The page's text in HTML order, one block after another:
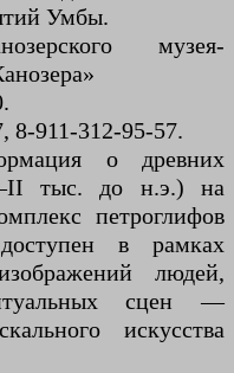
Умбы.
музея-
8-911-312-95-57.
о древних
тыс. до н.э.) на
петроглифов
в рамках
людей,
сцен —
искусства